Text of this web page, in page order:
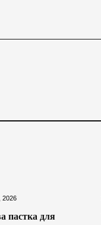
2026
пастка для